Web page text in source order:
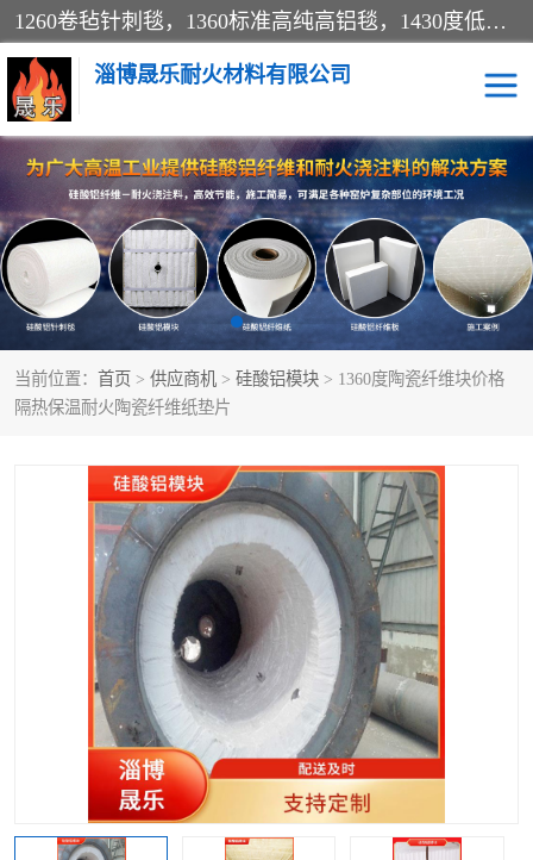
1260卷毡针刺毯，1360标准高纯高铝毯，1430度低锆锆铝含锆毯，普通挡渣棉卷毡，防火纸、挡火板、隔热垫片模块、棉块、折叠块、散棉高温固化剂价格规格密度多少钱图片视频立方平米参数指标
淄博晟乐耐火材料有限公司
当前位置： 首页 > 供应商机 > 硅酸铝模块 > 1360度陶瓷纤维块价格
隔热保温耐火陶瓷纤维纸垫片
硅酸铝挡渣棉 硅酸铝纤维纸
硅酸铝挡火板 高铝毯
含锆毯 硅酸铝折叠块
硅酸铝散棉 硅酸铝纤维毯
硅酸铝纤维毡 硅酸铝模块
硅酸铝保温棉 硅酸铝板